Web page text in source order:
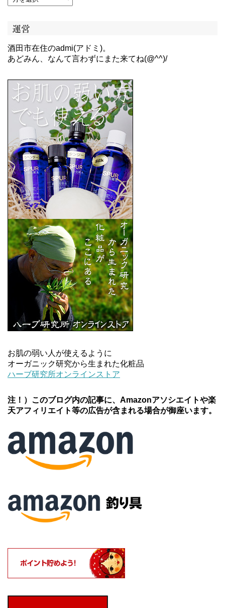
運営
酒田市在住のadmi(アドミ)。
あどみん、なんて言わずにまた来てね(@^^)/
お肌の弱い人が使えるように
オーガニック研究から生まれた化粧品
ハーブ研究所オンラインストア
注！）このブログ内の記事に、Amazonアソシエイトや楽
天アフィリエイト等の広告が含まれる場合が御座います。